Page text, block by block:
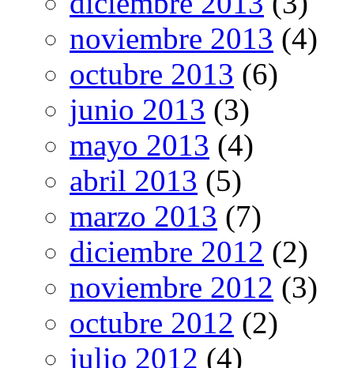
noviembre 2013 (4)
octubre 2013 (6)
junio 2013 (3)
mayo 2013 (4)
abril 2013 (5)
marzo 2013 (7)
diciembre 2012 (2)
noviembre 2012 (3)
octubre 2012 (2)
julio 2012 (4)